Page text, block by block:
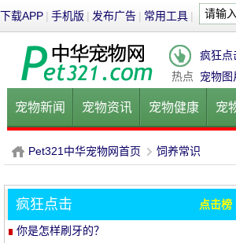
下载APP | 手机版 | 发布广告 | 常用工具 |
热点
疯狂点
宠物图
宠物新闻 宠物资讯 宠物健康 宠
健康饮食 宠物美容 宠物医院
P
Pet321中华宠物网首页
›
饲养常识
疯狂点击 点击榜
你是怎样刷牙的？